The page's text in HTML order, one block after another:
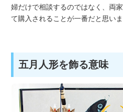
婦だけで相談するのではなく、両
て購入されることが一番だと思いま
五月人形を飾る意味